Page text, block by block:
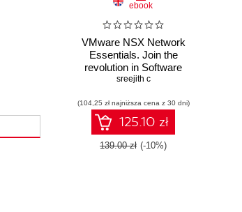
ebook
VMware NSX Network
Essentials. Join the
revolution in Software
Defined Networking
sreejith c
(104,25 zł najniższa cena z 30 dni)
125.10 zł
139.00 zł (-10%)